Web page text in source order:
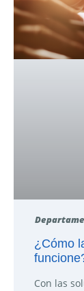
¿Cómo
Con las